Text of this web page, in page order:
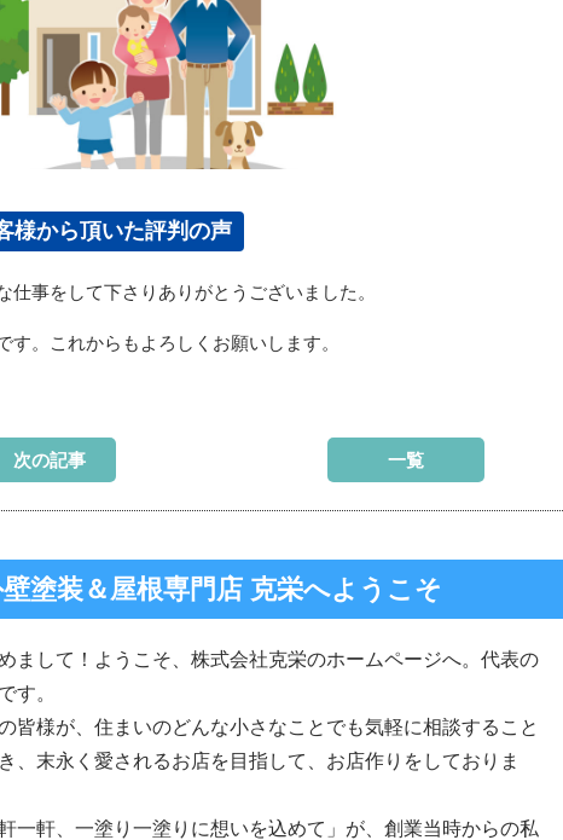
様から頂いた評判の声
仕事をして下さりありがとうございました。
す。これからもよろしくお願いします。
次の記事 一覧
塗装＆屋根専門店 克栄へようこそ
まして！ようこそ、株式会社克栄のホームページへ。代表の
す。
皆様が、住まいのどんな小さなことでも気軽に相談すること
、末永く愛されるお店を目指して、お店作りをしておりま
軒一軒、一塗り一塗りに想いを込めて」が、創業当時からの私